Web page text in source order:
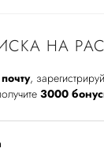
НА
,
3000